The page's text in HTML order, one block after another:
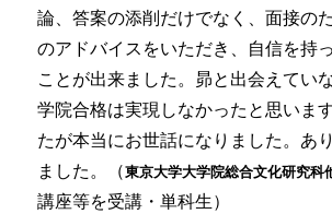
論、答案の添削だけでなく、面接の
のアドバイスをいただき、自信を持
ことが出来ました。昴と出会えてい
学院合格は実現しなかったと思いま
たが本当にお世話になりました。あ
ました。（東京大学大学院総合文化研究科
講座等を受講・単科生）